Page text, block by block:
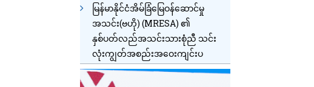
မြန်မာနိုင်ငံအိမ်ခြံမြေဝန်ဆောင်မှု
အသင်း(ဗဟို) (MRESA) ၏
နှစ်ပတ်လည်အသင်းသားစုံညီ သင်း
လုံးကျွတ်အစည်းအဝေးကျင်းပ